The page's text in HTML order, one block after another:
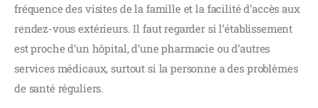
fréquence des visites de la famille et la facilité d’accès aux
rendez-vous extérieurs. Il faut regarder si l’établissement
est proche d’un hôpital, d’une pharmacie ou d’autres
services médicaux, surtout si la personne a des problèmes
de santé réguliers.